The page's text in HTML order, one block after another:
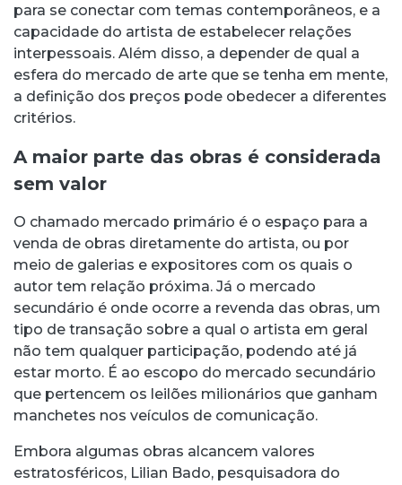
para se conectar com temas contemporâneos, e a
capacidade do artista de estabelecer relações
interpessoais. Além disso, a depender de qual a
esfera do mercado de arte que se tenha em mente,
a definição dos preços pode obedecer a diferentes
critérios.
A maior parte das obras é considerada
sem valor
O chamado mercado primário é o espaço para a
venda de obras diretamente do artista, ou por
meio de galerias e expositores com os quais o
autor tem relação próxima. Já o mercado
secundário é onde ocorre a revenda das obras, um
tipo de transação sobre a qual o artista em geral
não tem qualquer participação, podendo até já
estar morto. É ao escopo do mercado secundário
que pertencem os leilões milionários que ganham
manchetes nos veículos de comunicação.
Embora algumas obras alcancem valores
estratosféricos, Lilian Bado, pesquisadora do